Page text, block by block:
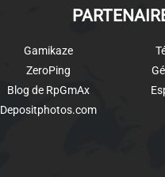
Gamikaze
ZeroPing
Blog de RpGmAx
Depositphotos.com